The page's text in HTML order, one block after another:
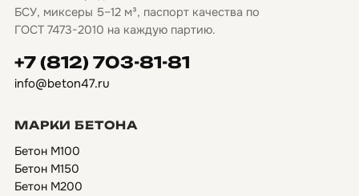
БСУ, миксеры 5–12 м³, паспорт качества по
ГОСТ 7473-2010 на каждую партию.
+7 (812) 703-81-81
info@beton47.ru
МАРКИ БЕТОНА
Бетон М100
Бетон М150
Бетон М200